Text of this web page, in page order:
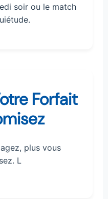
soir ou le match
Forfait
plus vous
L